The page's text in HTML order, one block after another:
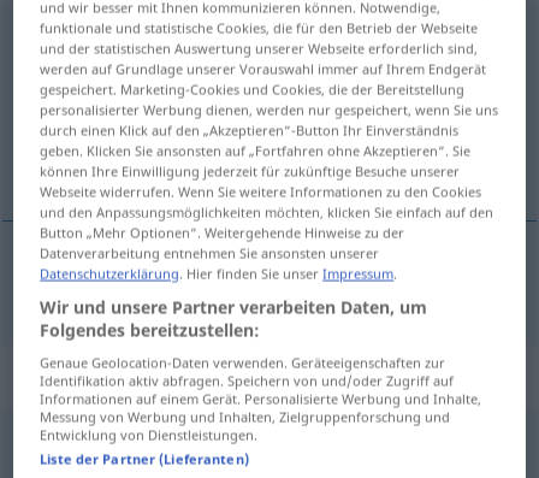
Gedankentiefef
Übersicht aller Übersetzungen
(Für mehr Details die Übersetzung anklicken/antippen)
profundity of thought
profundityofthought Gedankentiefe
Synonyme für "Gedankentiefe"
Substanz,Gehalt,Gedankenreichtum
und wir besser mit Ihnen kommunizieren können. Notwendige,
funktionale und statistische Cookies, die für den Betrieb der Webseite
und der statistischen Auswertung unserer Webseite erforderlich sind,
werden auf Grundlage unserer Vorauswahl immer auf Ihrem Endgerät
gespeichert. Marketing-Cookies und Cookies, die der Bereitstellung
personalisierter Werbung dienen, werden nur gespeichert, wenn Sie uns
durch einen Klick auf den „Akzeptieren“-Button Ihr Einverständnis
geben. Klicken Sie ansonsten auf „Fortfahren ohne Akzeptieren“. Sie
können Ihre Einwilligung jederzeit für zukünftige Besuche unserer
Webseite widerrufen. Wenn Sie weitere Informationen zu den Cookies
und den Anpassungsmöglichkeiten möchten, klicken Sie einfach auf den
Button „Mehr Optionen“. Weitergehende Hinweise zu der
Datenverarbeitung entnehmen Sie ansonsten unserer
Datenschutzerklärung. Hier finden Sie unserImpressum.
Wir und unsere Partner verarbeiten Daten, um
Folgendes bereitzustellen:
Genaue Geolocation-Daten verwenden. Geräteeigenschaften zur
Identifikation aktiv abfragen. Speichern von und/oder Zugriff auf
Informationen auf einem Gerät. Personalisierte Werbung und Inhalte,
Messung von Werbung und Inhalten, Zielgruppenforschung und
Entwicklung von Dienstleistungen.
Liste der Partner (Lieferanten)